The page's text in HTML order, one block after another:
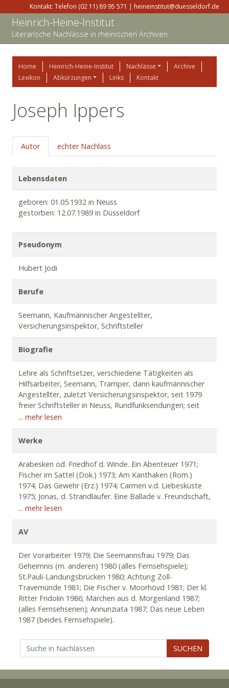
Kontakt: Telefon (02 11) 89 95 571 | heineinstitut@duesseldorf.de
Heinrich-Heine-Institut
Literarische Nachlässe in rheinischen Archiven
Home Heinrich-Heine-Institut Nachlässe
Archive
Lexikon
Abkürzungen Links Kontakt
Joseph Ippers
Autor echter Nachlass
Lebensdaten
geboren: 01.05.1932 in Neuss
gestorben: 12.07.1989 in Düsseldorf
Pseudonym
Hubert Jodi
Berufe
Seemann, Kaufmännischer Angestellter,
Versicherungsinspektor, Schriftsteller
Biografie
Lehre als Schriftsetzer, verschiedene Tätigkeiten als
Hilfsarbeiter, Seemann, Tramper, dann kaufmännischer
Angestellter, zuletzt Versicherungsinspektor, seit 1979
freier Schriftsteller in Neuss, Rundfunksendungen; seit
1971 Mitglied des Verbandes Deutscher Schriftsteller in
der IG Druck und Papier, seit 1972 des Autorenkreises
Ruhr-Mark, seit 1973 des Werkkreises Literatur der
und Fernsehspiele; Auszeichnungen: Arbeitsstipendien
des Landes NRW 1973, 1976, 1979 und 1983; 1979
Literaturpreis Dormagener Federkiel; 1981/82
Jahresstipendium des Landes Niedersachsen; 1981 Preis
der Bundesarbeitsgemeinschaft Hilfe für Behinderte;
1984/85 Stipendium des Deutschen Literaturfonds.
... mehr lesen
Werke
Arabesken od. Friedhof d. Winde. Ein Abenteuer 1971;
Fischer im Sattel (Dok.) 1973; Am Kanthaken (Rom.)
1974; Das Gewehr (Erz.) 1974; Carmen v.d. Liebesküste
1975; Jonas, d. Strandläufer. Eine Ballade v. Freundschaft,
Abenteuer u. Tod (Rom.) 1976; Von Beruf Familienvater
(Rom.) 1978; Kilians Zeiten (Rom.) 1981; Die Liebe d. Elfe
(Rom.) 1982; Die Fischer v. Moorhövd (Rom.) 1984;
Hügel (Rom.) 1986; Krach auf d. Schweinswurstinsel
(Rom.) 1986; Cagney ganz cool (Rom.) 1987; Ein kl. Herr
auf Reisen (Kdb.) 1987; Korsen lachen nicht sardonisch
1987; Der Panama-Dreh (Rom.) 1987; Sie nannten ihn
Willy 1988.
... mehr lesen
AV
Der Vorarbeiter 1979; Die Seemannsfrau 1979; Das
Geheimnis (m. anderen) 1980 (alles Fernsehspiele);
St.Pauli-Landungsbrücken 1980; Achtung Zoll-
Travemünde 1981; Die Fischer v. Moorhövd 1981; Der kl.
Ritter Fridolin 1986; Märchen aus d. Morgenland 1987;
(alles Fernsehserien); Annunziata 1987; Das neue Leben
1987 (beides Fernsehspiele).
SUCHEN